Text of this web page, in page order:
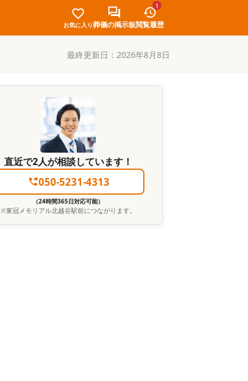
お気に入り葬儀の掲示板
1
閲覧履歴
最終更新日： 2026年8月8日
直近で2人が相談しています！
050-5231-4313
（24時間365日対応可能）
※東冠メモリアル北越谷駅前につながります。